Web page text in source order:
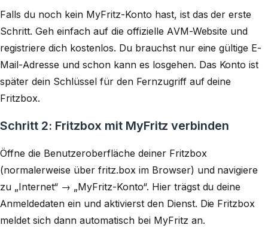
Falls du noch kein MyFritz-Konto hast, ist das der erste
Schritt. Geh einfach auf die offizielle AVM-Website und
registriere dich kostenlos. Du brauchst nur eine gültige E-
Mail-Adresse und schon kann es losgehen. Das Konto ist
später dein Schlüssel für den Fernzugriff auf deine
Fritzbox.
Schritt 2: Fritzbox mit MyFritz verbinden
Öffne die Benutzeroberfläche deiner Fritzbox
(normalerweise über fritz.box im Browser) und navigiere
zu „Internet“ → „MyFritz-Konto“. Hier trägst du deine
Anmeldedaten ein und aktivierst den Dienst. Die Fritzbox
meldet sich dann automatisch bei MyFritz an.